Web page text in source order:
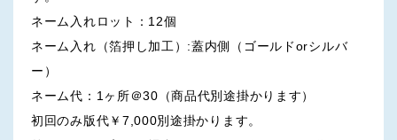
ネーム入れロット：12個
ネーム入れ（箔押し加工）:蓋内側（ゴールドorシルバ
ー）
ネーム代：1ヶ所＠30（商品代別途掛かります）
初回のみ版代￥7,000別途掛かります。